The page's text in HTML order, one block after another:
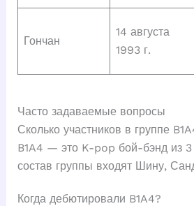
Гончан
14 августа
1993 г.
Часто задаваемые вопросы
Сколько участников в группе
B1A4 — это K-pop бой-бэнд из 3
состав группы входят Шину,
Когда дебютировали B1A4?